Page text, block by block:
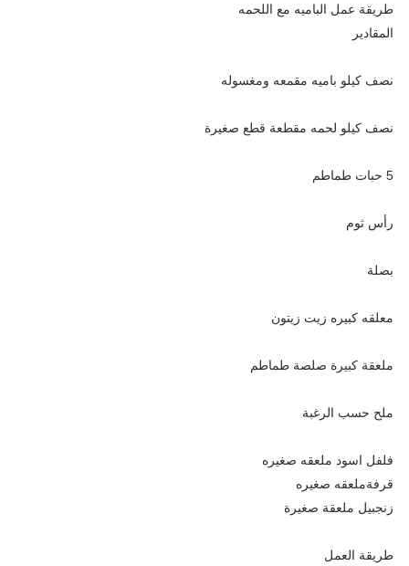
طريقة عمل الباميه مع اللحمه
المقادير
نصف كيلو باميه مقمعه ومغسوله
نصف كيلو لحمه مقطعة قطع صغيرة
5 حبات طماطم
رأس ثوم
بصلة
معلقه كبيره زيت زيتون
ملعقة كبيرة صلصة طماطم
ملح حسب الرغبة
فلفل اسود ملعقه صغيره
قرفةملعقه صغيره
زنجبيل ملعقة صغيرة
طريقة العمل